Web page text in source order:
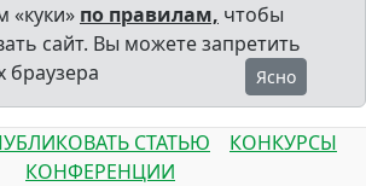
«куки» по правилам, чтобы
сайт. Вы можете запретить
браузера
Ясно
СТАТЬЮ
КОНКУРСЫ
КОНФЕРЕНЦИИ